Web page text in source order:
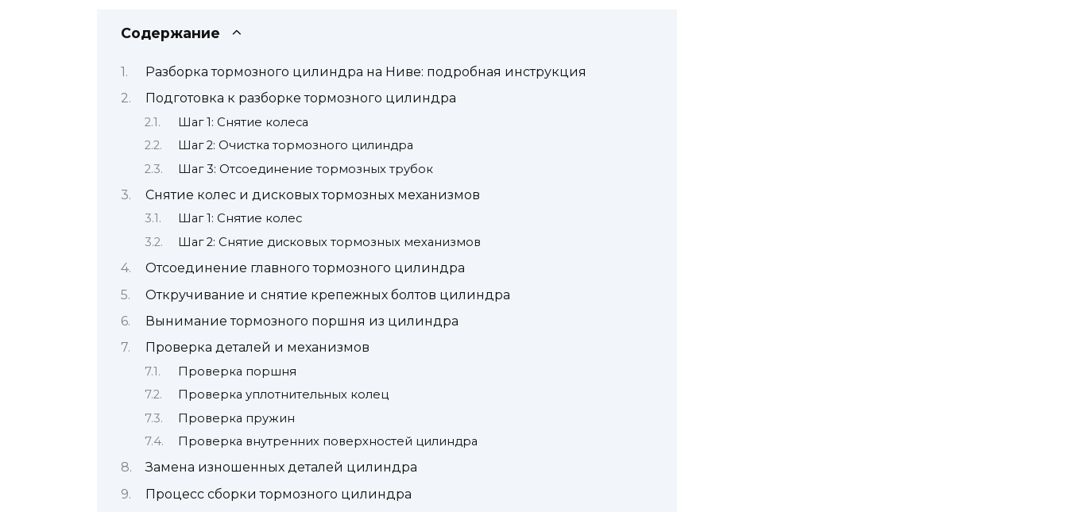
Содержание
Разборка тормозного цилиндра на Ниве: подробная инструкция
Подготовка к разборке тормозного цилиндра
Шаг 1: Снятие колеса
Шаг 2: Очистка тормозного цилиндра
Шаг 3: Отсоединение тормозных трубок
Снятие колес и дисковых тормозных механизмов
Шаг 1: Снятие колес
Шаг 2: Снятие дисковых тормозных механизмов
Отсоединение главного тормозного цилиндра
Откручивание и снятие крепежных болтов цилиндра
Вынимание тормозного поршня из цилиндра
Проверка деталей и механизмов
Проверка поршня
Проверка уплотнительных колец
Проверка пружин
Проверка внутренних поверхностей цилиндра
Замена изношенных деталей цилиндра
Процесс сборки тормозного цилиндра